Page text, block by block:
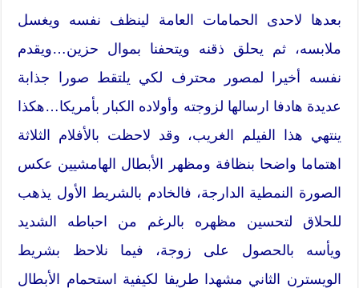
بعدها لاحدى الحمامات العامة لينظف نفسه ويغسل
ملابسه، ثم يحلق ذقنه ويتحفنا بموال حزين…ويقدم
نفسه أخيرا لمصور محترف لكي يلتقط صورا جذابة
عديدة هادفا ارسالها لزوجته وأولاده الكبار بأمريكا…هكذا
ينتهي هذا الفيلم الغريب، وقد لاحظت بالأفلام الثلاثة
اهتماما واضحا بنظافة ومظهر الأبطال الهامشيين عكس
الصورة النمطية الدارجة، فالخادم بالشريط الأول يذهب
للحلاق لتحسين مظهره بالرغم من احباطه الشديد
ويأسه بالحصول على زوجة، فيما نلاحظ بشريط
الويسترن الثاني مشهدا طريفا لكيفية استحمام الأبطال